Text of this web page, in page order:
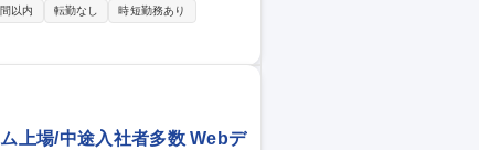
めた商品開発の強化や、ヤングミセ
、靴下/インナーウェアの製造から小
ーケティング部門を強化し、外部環
以内 転勤なし
時短勤務あり
上場/中途入社者多数 Webデ